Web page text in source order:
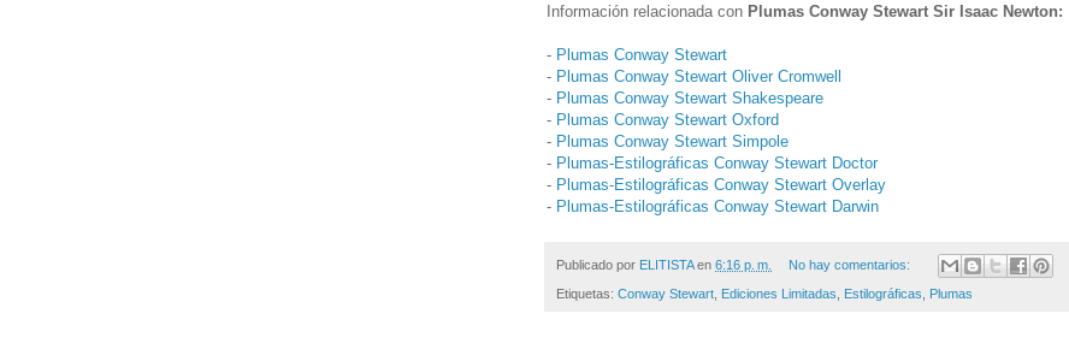
Información relacionada con Plumas Conway Stewart Sir Isaac Newton:
- Plumas Conway Stewart
- Plumas Conway Stewart Oliver Cromwell
- Plumas Conway Stewart Shakespeare
- Plumas Conway Stewart Oxford
- Plumas Conway Stewart Simpole
- Plumas-Estilográficas Conway Stewart Doctor
- Plumas-Estilográficas Conway Stewart Overlay
- Plumas-Estilográficas Conway Stewart Darwin
Publicado por ELITISTA en 6:16 p. m. No hay comentarios:
Etiquetas: Conway Stewart Ediciones Limitadas Estilográficas Plumas